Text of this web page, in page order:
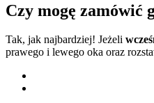
Czy mogę zamówić
Tak, jak najbardziej! Jeżeli
prawego i lewego oka oraz